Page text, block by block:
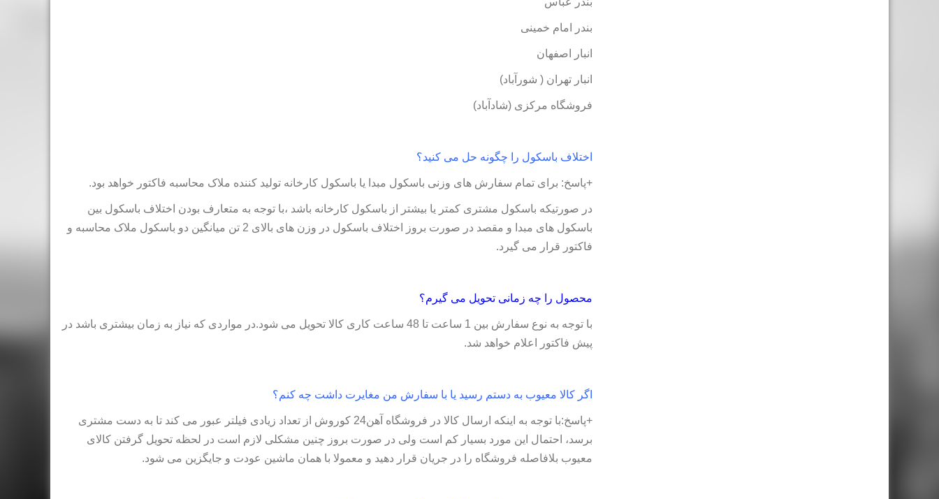
بندر امام خمینی
انبار اصفهان
انبار تهران ( شورآباد)
فروشگاه مرکزی (شادآباد)
اختلاف باسکول را چگونه حل می کنید؟
+پاسخ: برای تمام سفارش های وزنی باسکول مبدا یا باسکول کارخانه تولید کننده ملاک محاسبه فاکتور خواهد بود.
در صورتیکه باسکول مشتری کمتر یا بیشتر از باسکول کارخانه باشد ،با توجه به متعارف بودن اختلاف باسکول بین
باسکول های مبدا و مقصد در صورت بروز اختلاف باسکول در وزن های بالای 2 تن میانگین دو باسکول ملاک محاسبه و
فاکتور قرار می گیرد.
محصول را چه زمانی تحویل می گیرم؟
با توجه به نوع سفارش بین 1 ساعت تا 48 ساعت کاری کالا تحویل می شود.در مواردی که نیاز به زمان بیشتری باشد در
پیش فاکتور اعلام خواهد شد.
اگر کالا معیوب به دستم رسید یا با سفارش من مغایرت داشت چه کنم؟
+پاسخ:با توجه به اینکه ارسال کالا در فروشگاه آهن24 کوروش از تعداد زیادی فیلتر عبور می کند تا به دست مشتری
برسد، احتمال این مورد بسیار کم است ولی در صورت بروز چنین مشکلی لازم است در لحظه تحویل گرفتن کالای
معیوب بلافاصله فروشگاه را در جریان قرار دهید و معمولا با همان ماشین عودت و جایگزین می شود.